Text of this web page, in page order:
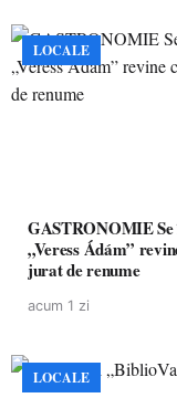
LOCALE
GASTRONOMIE Se încing ceaunele la Satu Mare! Concursul
„Veress Ádám”
jurat de renume
acum 1 zi
LOCALE